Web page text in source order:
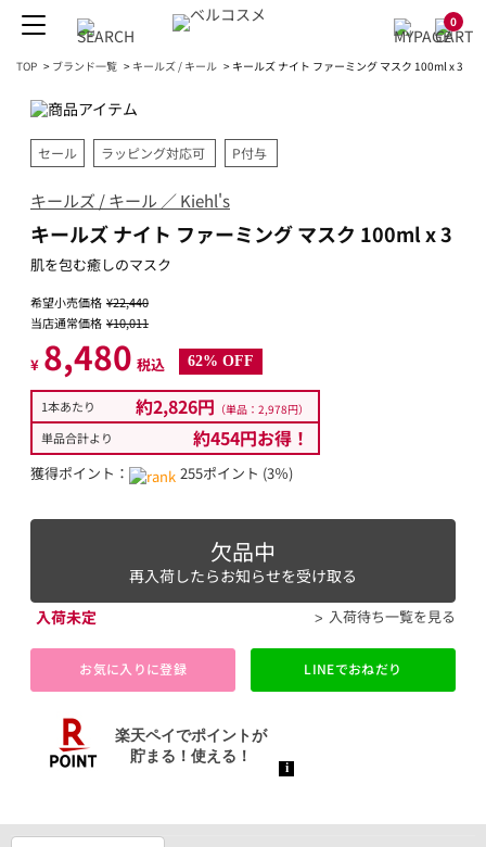
0
TOP > ブランド一覧 > キールズ / キール > キールズ ナイト ファーミング マスク 100ml x 3
セール ラッピング対応可 P付与
キールズ / キール ／ Kiehl's
キールズ ナイト ファーミング マスク 100ml x 3
肌を包む癒しのマスク
希望小売価格 ¥22,440
当店通常価格 ¥10,011
¥ 8,480 税込 62% OFF
1本あたり 約2,826円 （単品：2,978円）
単品合計より 約454円お得！
獲得ポイント： 255ポイント (3％)
欠品中
再入荷したらお知らせを受け取る
入荷未定
入荷待ち一覧を見る
お気に入りに登録 LINEでおねだり